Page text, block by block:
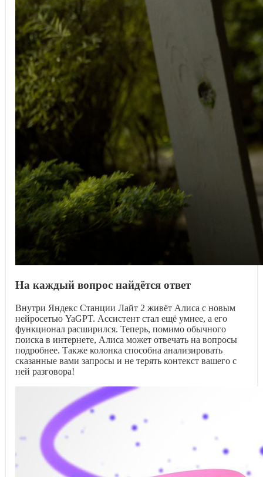
На каждый вопрос найдётся ответ
Внутри Яндекс Станции Лайт 2 живёт Алиса с новым
нейросетью YaGPT. Ассистент стал ещё умнее, а его
функционал расширился. Теперь, помимо обычного
поиска в интернете, Алиса может отвечать на вопросы
подробнее. Также колонка способна анализировать
сказанные вами запросы и не терять контекст вашего с
ней разговора!